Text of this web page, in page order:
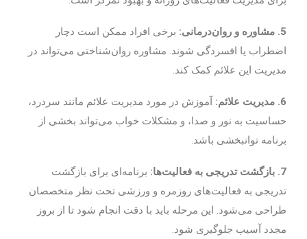
5. مشاوره و روان‌درمانی:
برخی افراد ممکن است دچار
اضطراب یا افسردگی شوند. مشاوره روان‌شناختی می‌تواند در
مدیریت این علائم کمک کند.
6. مدیریت علائم:
آموزش در مورد مدیریت علائم مانند سردرد،
حساسیت به نور و صدا، و مشکلات خواب می‌تواند بخشی از
برنامه توانبخشی باشد.
7. بازگشت تدریجی به فعالیت‌ها:
برنامه‌ای برای بازگشت
تدریجی به فعالیت‌های روزمره و ورزشی تحت نظر متخصصان
طراحی می‌شود. این مرحله باید با دقت انجام شود تا از بروز
مجدد آسیب جلوگیری شود.